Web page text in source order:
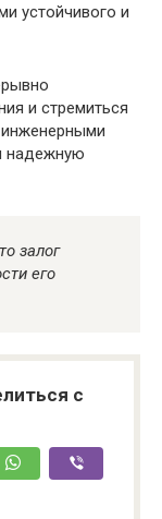
устойчивого и
и стремиться
инженерными
надежную
залог
его
с